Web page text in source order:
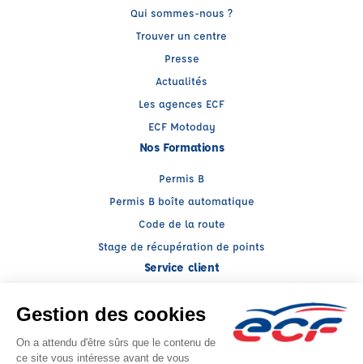
Qui sommes-nous ?
Trouver un centre
Presse
Actualités
Les agences ECF
ECF Motoday
Nos Formations
Permis B
Permis B boîte automatique
Code de la route
Stage de récupération de points
Service client
My ECF
Conseils